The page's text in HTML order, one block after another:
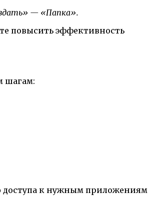
— «Папка».
повысить эффективность
шагам:
доступа к нужным приложениям